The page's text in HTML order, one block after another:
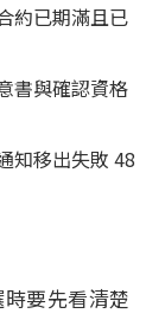
約已期滿且已
書與確認資格
知移出失敗 48
要先看清楚